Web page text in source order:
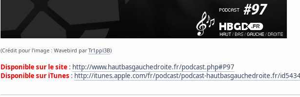
(Crédit pour l'image : Wavebird parTr1ppl3B)
Disponible sur le site : http://www.hautbasgauchedroite.fr/podcast.php#P97
Disponible sur iTunes : http://itunes.apple.com/fr/podcast/podcast-hautbasgauchedroite.fr/